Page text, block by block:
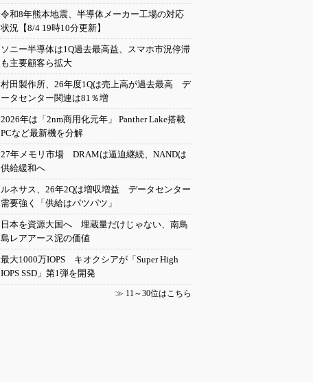
令和8年熊本地震、半導体メーカー工場の対応
状況【8/4 19時10分更新】
ソニー半導体は1Q過去最高益、スマホ市況停滞
も主要顧客ら拡大
村田製作所、26年度1Qは売上高が過去最高 デ
ータセンター関連は81％増
2026年は「2nm商用化元年」 Panther Lake搭載
PCなど最新機を分解
27年メモリ市場 DRAMは逼迫継続、NANDは
供給緩和へ
ルネサス、26年2Qは増収増益 データセンター
需要強く「供給はパツパツ」
日本を資源大国へ 埋蔵量だけじゃない、南鳥
島レアアース泥の価値
最大1000万IOPS キオクシアが「Super High
IOPS SSD」第1弾を開発
≫ 11～30位はこちら